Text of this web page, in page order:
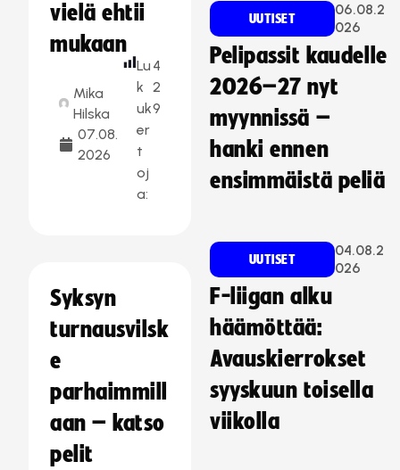
vielä ehtii
mukaan
Mika
Hilska
07.08.
2026
Lu
k
uk
er
t
oj
a:
4
2
9
Syksyn
turnausvilsk
e
parhaimmill
aan – katso
pelit
UUTISET
06.08.2
026
Pelipassit kaudelle
2026–27 nyt
myynnissä –
hanki ennen
ensimmäistä peliä
UUTISET
04.08.2
026
F-liigan alku
häämöttää:
Avauskierrokset
syyskuun toisella
viikolla